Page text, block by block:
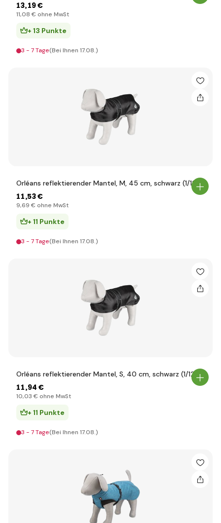
13,19 €
11,08 € ohne MwSt
+ 13 Punkte
3 - 7 Tage(Bei Ihnen 17.08.)
Orléans reflektierender Mantel, M, 45 cm, schwarz (1/12)
11,53 €
9,69 € ohne MwSt
+ 11 Punkte
3 - 7 Tage(Bei Ihnen 17.08.)
Orléans reflektierender Mantel, S, 40 cm, schwarz (1/12)
11,94 €
10,03 € ohne MwSt
+ 11 Punkte
3 - 7 Tage(Bei Ihnen 17.08.)